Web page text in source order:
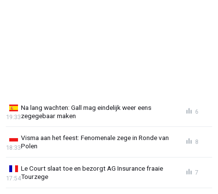
Na lang wachten: Gall mag eindelijk weer eens
zegegebaar maken
19:33
6
Visma aan het feest: Fenomenale zege in Ronde van
Polen
18:33
8
Le Court slaat toe en bezorgt AG Insurance fraaie
Tourzege
17:54
7